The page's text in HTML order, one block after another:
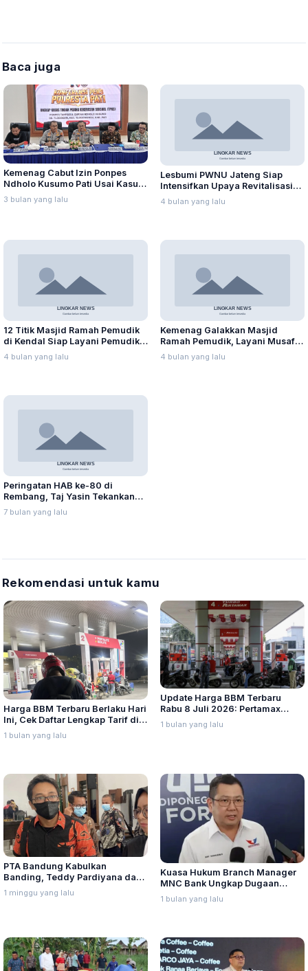
Baca juga
Kemenag Cabut Izin Ponpes
Ndholo Kusumo Pati Usai Kasus
Dugaan Kekerasan Seksual
3 bulan yang lalu
Lesbumi PWNU Jateng Siap
Intensifkan Upaya Revitalisasi
Kesenian Tradisional Jawa
4 bulan yang lalu
12 Titik Masjid Ramah Pemudik
di Kendal Siap Layani Pemudik
Lebaran 2026
4 bulan yang lalu
Kemenag Galakkan Masjid
Ramah Pemudik, Layani Musafir
Bagian dari Hifz al-Nafs
4 bulan yang lalu
Peringatan HAB ke-80 di
Rembang, Taj Yasin Tekankan
Kerukunan sebagai Energi
Bangsa
7 bulan yang lalu
Rekomendasi untuk kamu
Harga BBM Terbaru Berlaku Hari
Ini, Cek Daftar Lengkap Tarif di
Seluruh Indonesia
1 bulan yang lalu
Update Harga BBM Terbaru
Rabu 8 Juli 2026: Pertamax
Turbo, Dexlite, dan Pertamina
Dex Turun
1 bulan yang lalu
PTA Bandung Kabulkan
Banding, Teddy Pardiyana dan
Bintang Ditetapkan Ahli Waris
Lina Jubaedah
1 minggu yang lalu
Kuasa Hukum Branch Manager
MNC Bank Ungkap Dugaan
Penganiayaan oleh Hary Tanoe
di MNC Towe
1 bulan yang lalu